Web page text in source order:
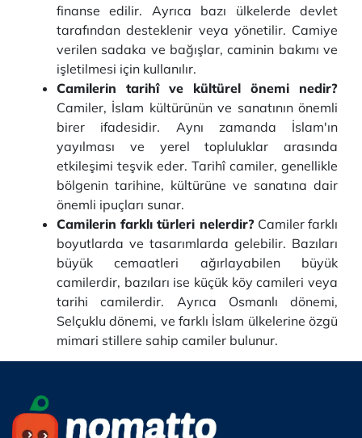
finanse edilir. Ayrıca bazı ülkelerde devlet
tarafından desteklenir veya yönetilir. Camiye
verilen sadaka ve bağışlar, caminin bakımı ve
işletilmesi için kullanılır.
Camilerin tarihî ve kültürel önemi nedir?
Camiler, İslam kültürünün ve sanatının önemli
birer ifadesidir. Aynı zamanda İslam'ın
yayılması ve yerel topluluklar arasında
etkileşimi teşvik eder. Tarihî camiler, genellikle
bölgenin tarihine, kültürüne ve sanatına dair
önemli ipuçları sunar.
Camilerin farklı türleri nelerdir?Camiler farklı
boyutlarda ve tasarımlarda gelebilir. Bazıları
büyük cemaatleri ağırlayabilen büyük
camilerdir, bazıları ise küçük köy camileri veya
tarihi camilerdir. Ayrıca Osmanlı dönemi,
Selçuklu dönemi, ve farklı İslam ülkelerine özgü
mimari stillere sahip camiler bulunur.